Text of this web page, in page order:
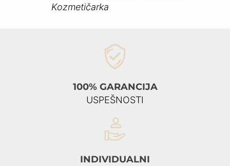
Kozmetičarka
100% GARANCIJA
USPEŠNOSTI
INDIVIDUALNI